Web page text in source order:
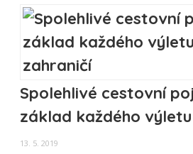
Spolehlivé cestovní
základ každého
13. 5. 2019